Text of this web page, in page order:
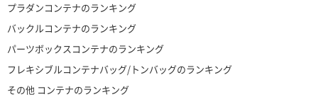
プラダンコンテナのランキング
バックルコンテナのランキング
パーツボックスコンテナのランキング
フレキシブルコンテナバッグ/トンバッグのランキング
その他 コンテナのランキング